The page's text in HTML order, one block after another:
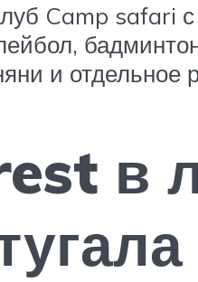
Camp safari
и отдельное
в